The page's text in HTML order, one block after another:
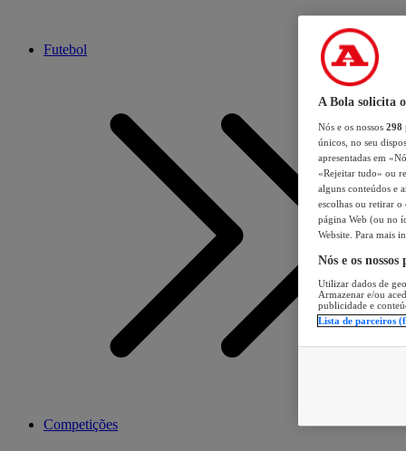
Futebol
Competições
A Bola solicita
Nós e os nossos 298
únicos, no seu
apresentadas em
«Rejeitar tudo» ou
alguns conteúdos e
escolhas ou retirar
página Web (ou no
Website. Para mais
Nós e os
Utilizar dados de
Armazenar e/ou
publicidade e
Lista de parceiros